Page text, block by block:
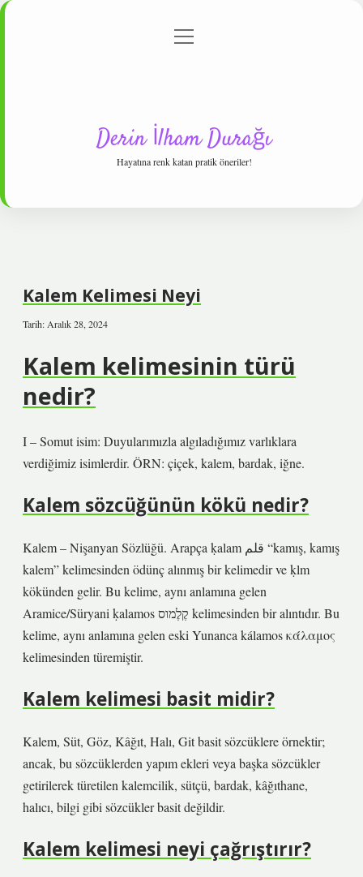
Gizlilik Politikası
menüyü
Derin İlham Durağı
Hayatına renk katan pratik öneriler!
Kalem Kelimesi Neyi
Tarih: Aralık 28, 2024
Kalem kelimesinin türü
nedir?
I – Somut isim: Duyularımızla algıladığımız varlıklara
verdiğimiz isimlerdir. ÖRN: çiçek, kalem, bardak, iğne.
Kalem sözcüğünün kökü nedir?
Kalem – Nişanyan Sözlüğü. Arapça ḳalam قلم “kamış, kamış
kalem” kelimesinden ödünç alınmış bir kelimedir ve ḳlm
kökünden gelir. Bu kelime, aynı anlamına gelen
Aramice/Süryani ḳalamos קֶלֶמוס kelimesinden bir alıntıdır. Bu
kelime, aynı anlamına gelen eski Yunanca kálamos κάλαμος
kelimesinden türemiştir.
Kalem kelimesi basit midir?
Kalem, Süt, Göz, Kâğıt, Halı, Git basit sözcüklere örnektir;
ancak, bu sözcüklerden yapım ekleri veya başka sözcükler
getirilerek türetilen kalemcilik, sütçü, bardak, kâğıthane,
halıcı, bilgi gibi sözcükler basit değildir.
Kalem kelimesi neyi çağrıştırır?